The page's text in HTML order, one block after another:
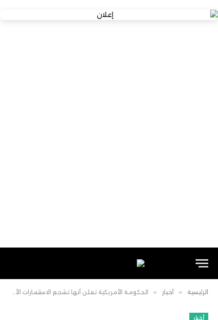
الرئيسية » أخبار » الحكومة الأمريكية تعلن أنها تشجع الاستثمارات الأمريكية في الأقاليم الجنوبية
أخبار